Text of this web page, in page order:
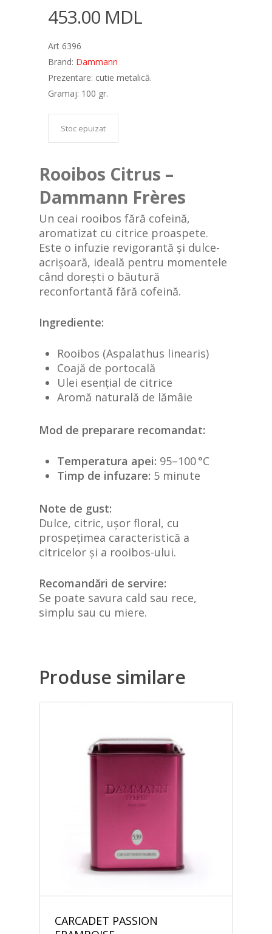
453.00 MDL
Art 6396
Brand: Dammann
Prezentare: cutie metalică.
Gramaj: 100 gr.
Stoc epuizat
Rooibos Citrus –
Dammann Frères
Un ceai rooibos fără cofeină,
aromatizat cu citrice proaspete.
Este o infuzie revigorantă și dulce-
acrișoară, ideală pentru momentele
când dorești o băutură
reconfortantă fără cofeină.
Ingrediente:
Rooibos (Aspalathus linearis)
Coajă de portocală
Ulei esențial de citrice
Aromă naturală de lămâie
Mod de preparare recomandat:
Temperatura apei: 95–100 °C
Timp de infuzare: 5 minute
Note de gust:
Dulce, citric, ușor floral, cu
prospețimea caracteristică a
citricelor și a rooibos-ului.
Recomandări de servire:
Se poate savura cald sau rece,
simplu sau cu miere.
Produse similare
CARCADET PASSION